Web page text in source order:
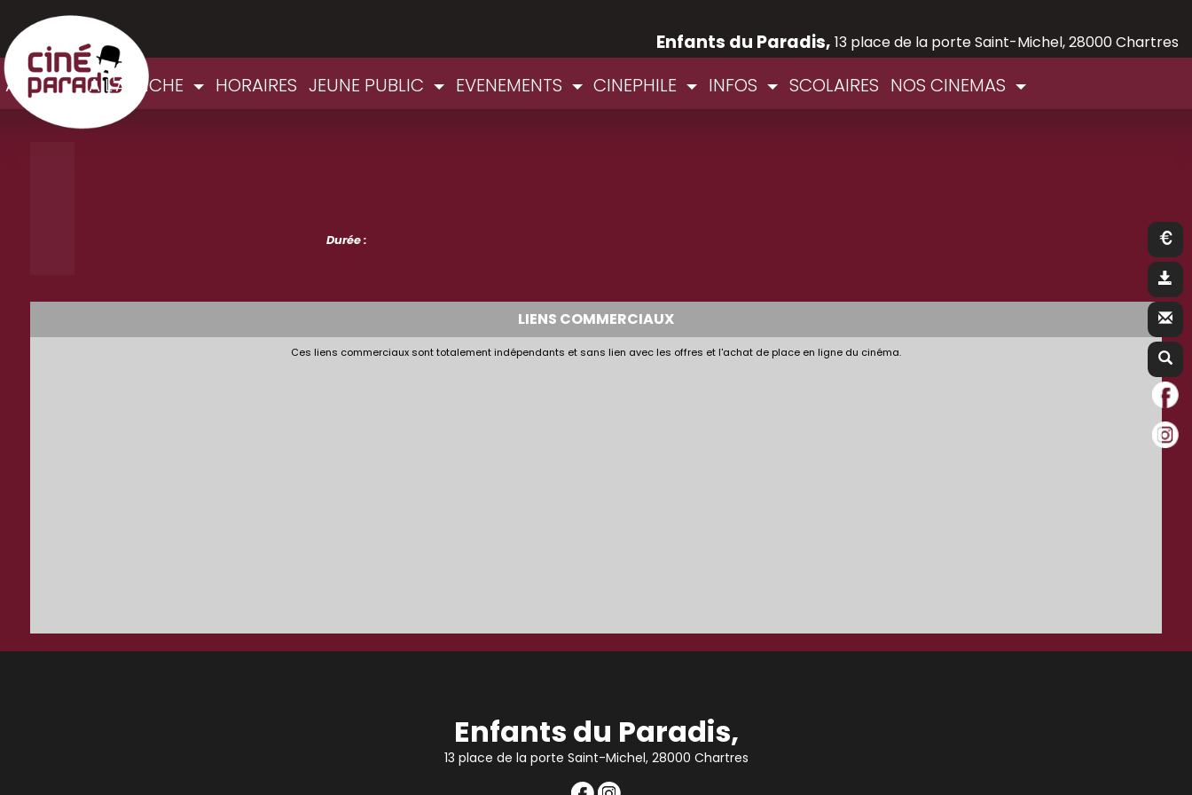
Enfants du Paradis, 13 place de la porte Saint-Michel, 28000 Chartres
ACCUEIL A L'AFFICHE HORAIRES JEUNE PUBLIC EVENEMENTS CINEPHILE INFOS SCOLAIRES NOS CINEMAS
Durée :
LIENS COMMERCIAUX
Ces liens commerciaux sont totalement indépendants et sans lien avec les offres et l'achat de place en ligne du cinéma.
Enfants du Paradis,
13 place de la porte Saint-Michel, 28000 Chartres